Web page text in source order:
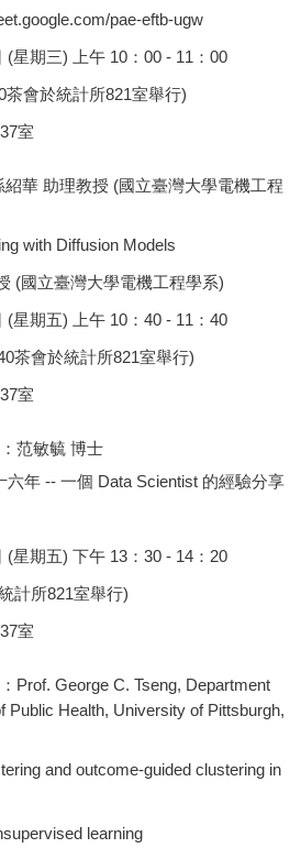
com/pae-eftb-ugw
期三) 上午 10：00 - 11：00
於統計所821室舉行)
室
紹華 助理教授 (國立臺灣大學電機工程
with Diffusion Models
(國立臺灣大學電機工程學系)
期五) 上午 10：40 - 11：40
於統計所821室舉行)
室
范敏毓 博士
年 -- 一個 Data Scientist 的經驗分享
期五) 下午 13：30 - 14：20
計所821室舉行)
室
Prof. George C. Tseng, Department
Public Health, University of Pittsburgh,
and outcome-guided clustering in
learning